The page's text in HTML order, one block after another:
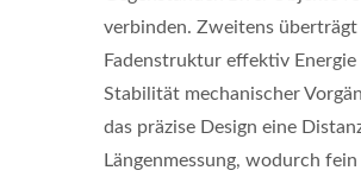
verbinden. Zweitens überträgt
Fadenstruktur effektiv
Stabilität mechanischer
das präzise Design eine
Längenmessung, wodurch